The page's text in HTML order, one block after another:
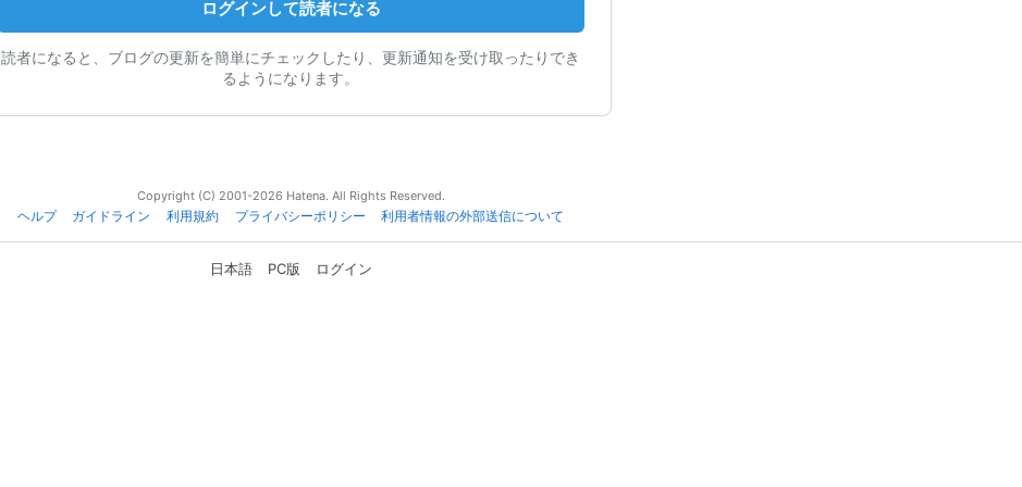
ログインして読者になる
読者になると、ブログの更新を簡単にチェックしたり、更新通知を受け取ったりでき
るようになります。
Copyright (C) 2001-2026 Hatena. All Rights Reserved.
ヘルプ
ガイドライン 利用規約 プライバシーポリシー 利用者情報の外部送信について
日本語 PC版 ログイン